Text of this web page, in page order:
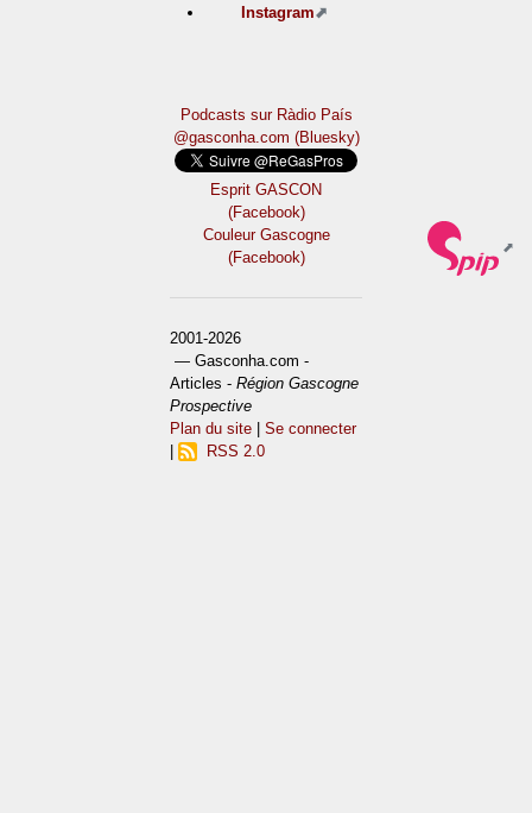
Instagram
Podcasts sur Ràdio País
@gasconha.com (Bluesky)
Esprit GASCON
(Facebook)
Couleur Gascogne
(Facebook)
2001-2026
— Gasconha.com -
Articles -Région Gascogne
Prospective
Plan du site |Se connecter
RSS 2.0